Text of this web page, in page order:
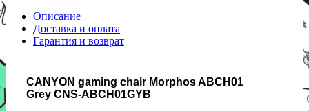
Описание
Доставка и оплата
Гарантия и возврат
CANYON gaming chair Morphos ABCH01
Grey CNS-ABCH01GYB